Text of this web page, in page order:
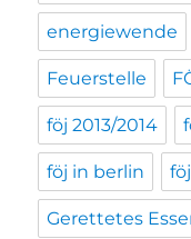
energiewende
Feuerstelle
föj 2013/2014
föj in berlin
Gerettetes